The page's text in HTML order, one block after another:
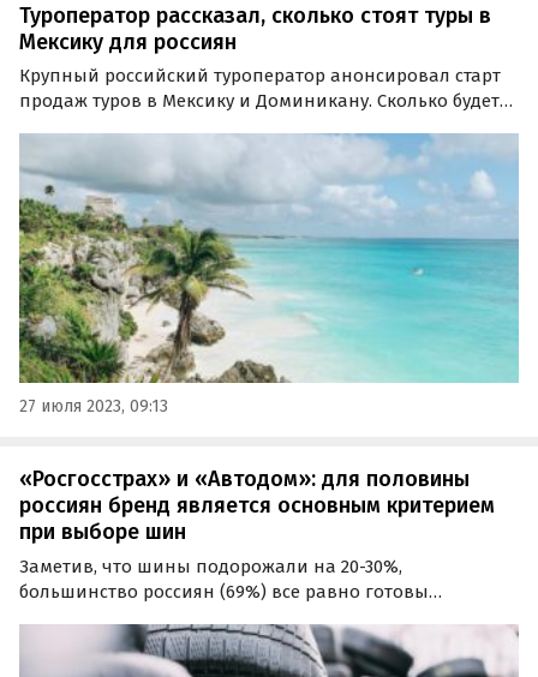
Туроператор рассказал, сколько стоят туры в
Мексику для россиян
Крупный российский туроператор анонсировал старт
продаж туров в Мексику и Доминикану. Сколько будет
рассказали в Ассоциации туроператоров России (АТОР).
27 июля 2023, 09:13
«Росгосстрах» и «Автодом»: для половины
россиян бренд является основным критерием
при выборе шин
Заметив, что шины подорожали на 20-30%,
большинство россиян (69%) все равно готовы
своей безопасности.